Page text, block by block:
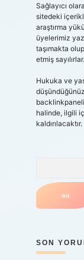
Sağlayıcı
sitedeki
araştırma
üyelerimiz
taşımakta
etmiş sayılırlar.
Hukuka ve
halinde, ilgili
kaldırılacaktır.
SON